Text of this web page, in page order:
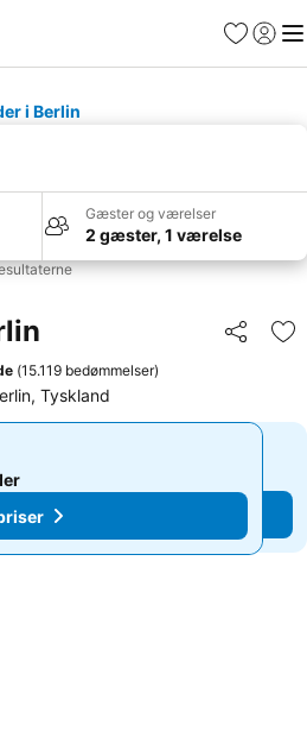
Favoritter
Log ind
i Berlin
Gæster og værelser
2 gæster, 1 værelse
Del
(15.119 bedømmelser)
Tyskland
priser